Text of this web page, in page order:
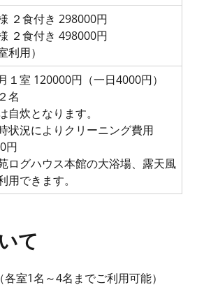
２食付き 298000円
２食付き 498000円
利用）
１室 120000円（一日4000円）
名
自炊となります。
状況によりクリーニング費用
円
ログハウス本館の大浴場、露天風
用できます。
て
室1名～4名までご利用可能）